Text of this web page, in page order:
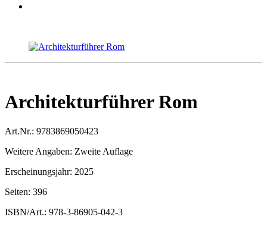
Architekturführer Rom
Art.Nr.: 9783869050423
Weitere Angaben: Zweite Auflage
Erscheinungsjahr: 2025
Seiten: 396
ISBN/Art.: 978-3-86905-042-3